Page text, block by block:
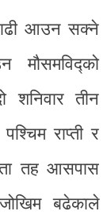
आउन सक्ने
मौसमविद्को
तीन
राप्ती र
तह आसपास
बढेकाले